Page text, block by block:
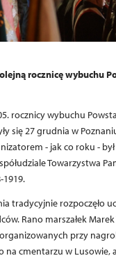
rocznicę wybuchu
rocznicy wybuchu
się 27 grudnia w
- jak co roku -
Towarzystwa
tradycyjnie rozpoczęło
Rano marszałek Marek
przy
na cmentarzu w Lusowie,